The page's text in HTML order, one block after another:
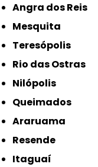
Angra dos Reis
Mesquita
Teresópolis
Rio das Ostras
Nilópolis
Queimados
Araruama
Resende
Itaguaí